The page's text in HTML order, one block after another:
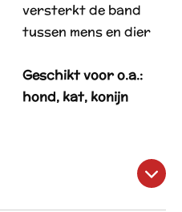
versterkt de band
tussen mens en dier
Geschikt voor o.a.:
hond, kat, konijn